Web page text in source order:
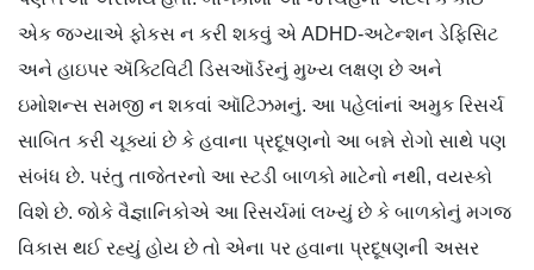
એક જગ્યાએ ફોકસ ન કરી શકવું એ ADHD-અટેન્શન ડેફિસિટ
અને હાઇપર ઍક્ટિવિટી ડિસઑર્ડરનું મુખ્ય લક્ષણ છે અને
ઇમોશન્સ સમજી ન શકવાં ઑટિઝમનું. આ પહેલાંનાં અમુક રિસર્ચ
સાબિત કરી ચૂક્યાં છે કે હવાના પ્રદૂષણનો આ બન્ને રોગો સાથે પણ
સંબંધ છે. પરંતુ તાજેતરનો આ સ્ટડી બાળકો માટેનો નથી, વયસ્કો
વિશે છે. જોકે વૈજ્ઞાનિકોએ આ રિસર્ચમાં લખ્યું છે કે બાળકોનું મગજ
વિકાસ થઈ રહ્યું હોય છે તો એના પર હવાના પ્રદૂષણની અસર